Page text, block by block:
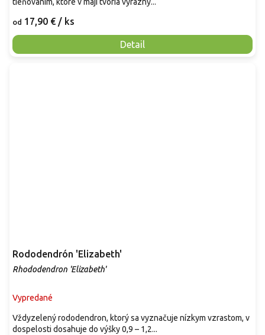
od 17,90 € / ks
Detail
tieňovaním, ktoré v máji tvoria výrazný...
Rododendrón 'Elizabeth'
Rhododendron 'Elizabeth'
Vypredané
Vždyzelený rododendron, ktorý sa vyznačuje nízkym vzrastom, v
dospelosti dosahuje do výšky 0,9 – 1,2...